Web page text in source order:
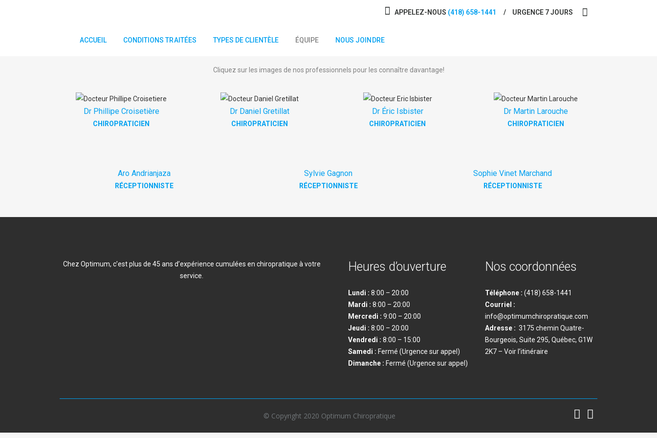
APPELEZ-NOUS (418) 658-1441 URGENCE 7 JOURS
ACCUEIL CONDITIONS TRAITÉES TYPES DE CLIENTÈLE ÉQUIPE NOUS JOINDRE
Cliquez sur les images de nos professionnels pour les connaître davantage!
Dr Phillipe Croisetière
CHIROPRATICIEN
Dr Daniel Gretillat
CHIROPRATICIEN
Dr Éric Isbister
CHIROPRATICIEN
Dr Martin Larouche
CHIROPRATICIEN
Aro Andrianjaza
RÉCEPTIONNISTE
Sylvie Gagnon
RÉCEPTIONNISTE
Sophie Vinet Marchand
RÉCEPTIONNISTE
Chez Optimum, c’est plus de 45 ans d’expérience cumulées en chiropratique à votre
service.
Heures d’ouverture
Lundi : 8:00 – 20:00
Mardi : 8:00 – 20:00
Mercredi : 9:00 – 20:00
Jeudi : 8:00 – 20:00
Vendredi : 8:00 – 15:00
Samedi : Fermé (Urgence sur appel)
Dimanche : Fermé (Urgence sur appel)
Nos coordonnées
Téléphone : (418) 658-1441
Courriel :
info@optimumchiropratique.com
Adresse : 3175 chemin Quatre-
Bourgeois, Suite 295, Québec, G1W
2K7 – Voir l’itinéraire
© Copyright 2020 Optimum Chiropratique